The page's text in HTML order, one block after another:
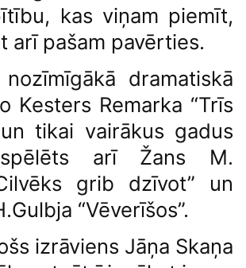
kas viņam piemīt,
arī pašam pavērties.
dramatiskā
Kesters Remarka “Trīs
tikai vairākus gadus
arī Žans M.
grib dzīvot” un
“Vēverīšos”.
izrāviens Jāņa Skaņa